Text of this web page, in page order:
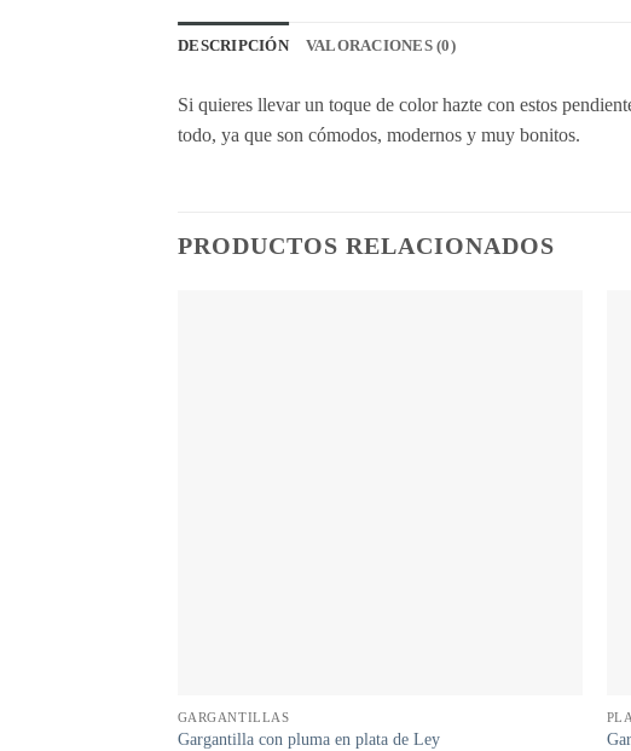
DESCRIPCIÓN VALORACIONES (0)
Si quieres llevar un toque de color hazte con estos
todo, ya que son cómodos, modernos y muy bonitos.
PRODUCTOS RELACIONADOS
GARGANTILLAS
Gargantilla con pluma en plata de Ley